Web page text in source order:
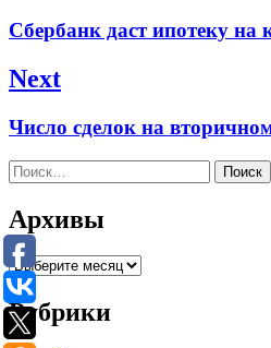
записям
Previous
Сбербанк даст ипотеку
Next
Next
Число сделок на
Найти:
Архивы
Архивы
Рубрики